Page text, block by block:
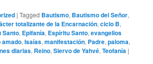
|Tagged Bautismo, Bautismo del Señor,
totalizante de la Encarnación,ciclo B,
Santo, Epifanía, Espíritu Santo,evangelios
amado,Isaías,manifestación, Padre,paloma,
diarias, Reino,Siervo de Yahvé,Teofanía |